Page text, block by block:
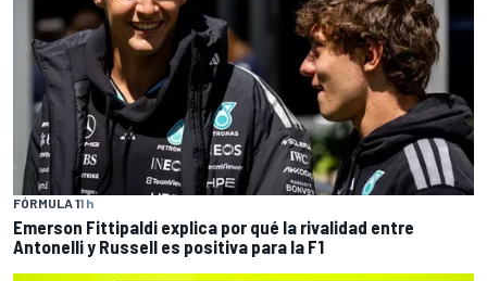
FÓRMULA 11 h
Emerson Fittipaldi explica por qué la rivalidad entre
Antonelli y Russell es positiva para la F1